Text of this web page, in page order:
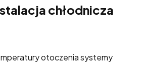
chłodnicza
otoczenia systemy